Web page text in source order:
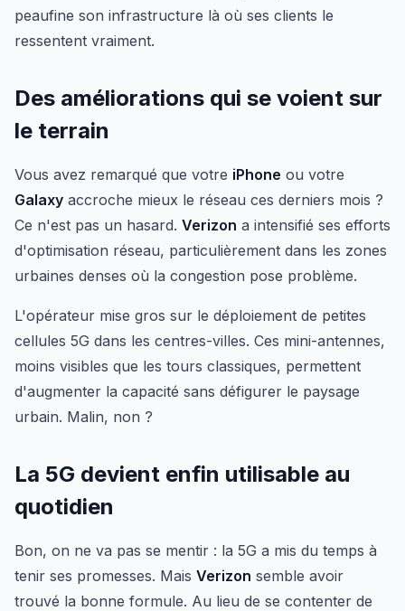
peaufine son infrastructure là où ses clients le
ressentent vraiment.
Des améliorations qui se voient sur
le terrain
Vous avez remarqué que votre iPhone ou votre
Galaxy accroche mieux le réseau ces derniers mois ?
Ce n'est pas un hasard. Verizon a intensifié ses efforts
d'optimisation réseau, particulièrement dans les zones
urbaines denses où la congestion pose problème.
L'opérateur mise gros sur le déploiement de petites
cellules 5G dans les centres-villes. Ces mini-antennes,
moins visibles que les tours classiques, permettent
d'augmenter la capacité sans défigurer le paysage
urbain. Malin, non ?
La 5G devient enfin utilisable au
quotidien
Bon, on ne va pas se mentir : la 5G a mis du temps à
tenir ses promesses. Mais Verizon semble avoir
trouvé la bonne formule. Au lieu de se contenter de